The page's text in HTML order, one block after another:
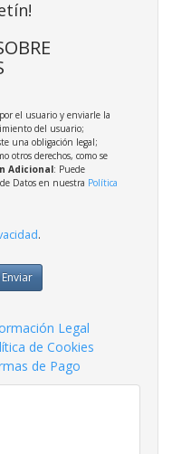
el usuario y enviarle la
del usuario;
una obligación legal;
otros derechos, como se
Adicional: Puede
Datos en nuestra Política
.
Enviar
Legal
de Cookies
de Pago